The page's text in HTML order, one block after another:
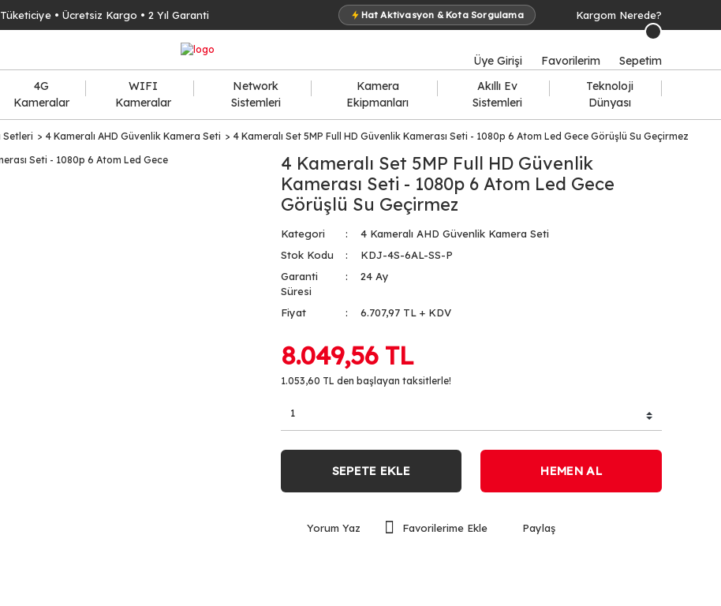
• Ücretsiz Kargo • 2 Yıl Garanti Hat Aktivasyon & Kota Sorgulama Kargom Nerede?
Üye Girişi Favorilerim
Sepetim
4G
Kameralar
WIFI
Kameralar
Network
Sistemleri
Kamera
Ekipmanları
Akıllı Ev
Sistemleri
Teknoloji
Dünyası
Setleri 4 Kameralı AHD Güvenlik Kamera Seti 4 Kameralı Set 5MP Full HD Güvenlik Kamerası Seti - 1080p 6 Atom Led Gece Görüşlü Su Geçirmez
4 Kameralı Set 5MP Full HD Güvenlik
Kamerası Seti - 1080p 6 Atom Led Gece
Görüşlü Su Geçirmez
Kategori
4 Kameralı AHD Güvenlik Kamera Seti
Stok Kodu
KDJ-4S-6AL-SS-P
Garanti
Süresi
24 Ay
Fiyat 6.707,97 TL + KDV
8.049,56 TL
1.053,60 TL den başlayan taksitlerle!
SEPETE EKLE HEMEN AL
Yorum Yaz Paylaş